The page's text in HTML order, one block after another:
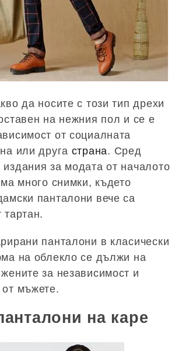
да носите с този тип дрехи
на нежния пол и се е
от социалната
или друга страна. Сред
издания за модата от началото
много снимки, където
панталони вече са
тартан.
панталони в класически
на облекло се дължи на
за независимост и
от мъжете.
на каре